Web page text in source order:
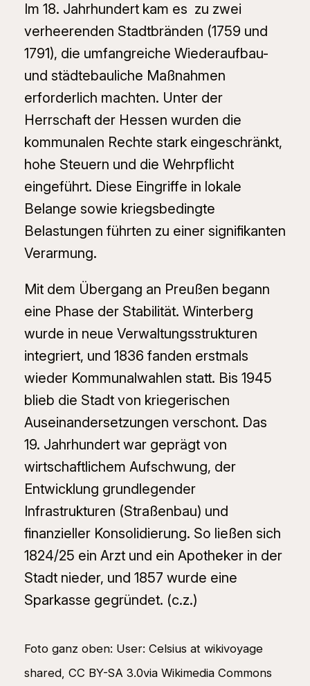
Im 18. Jahrhundert kam es zu zwei
verheerenden Stadtbränden (1759 und
1791), die umfangreiche Wiederaufbau-
und städtebauliche Maßnahmen
erforderlich machten. Unter der
Herrschaft der Hessen wurden die
kommunalen Rechte stark eingeschränkt,
hohe Steuern und die Wehrpflicht
eingeführt. Diese Eingriffe in lokale
Belange sowie kriegsbedingte
Belastungen führten zu einer signifikanten
Verarmung.
Mit dem Übergang an Preußen begann
eine Phase der Stabilität. Winterberg
wurde in neue Verwaltungsstrukturen
integriert, und 1836 fanden erstmals
wieder Kommunalwahlen statt. Bis 1945
blieb die Stadt von kriegerischen
Auseinandersetzungen verschont. Das
19. Jahrhundert war geprägt von
wirtschaftlichem Aufschwung, der
Entwicklung grundlegender
Infrastrukturen (Straßenbau) und
finanzieller Konsolidierung. So ließen sich
1824/25 ein Arzt und ein Apotheker in der
Stadt nieder, und 1857 wurde eine
Sparkasse gegründet. (c.z.)
Foto ganz oben: User: Celsius at wikivoyage
shared, CC BY-SA 3.0via Wikimedia Commons